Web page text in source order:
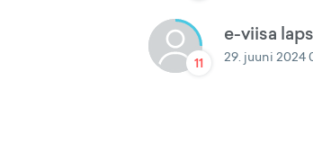
11
e-viisa
29. juuni 2024